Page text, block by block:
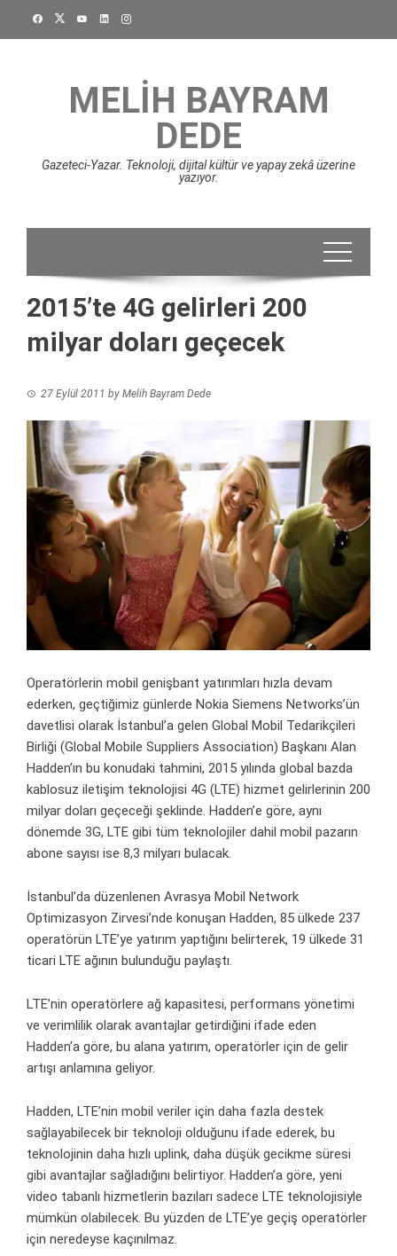
MELIH BAYRAM
DEDE
Gazeteci-Yazar. Teknoloji, dijital kültür ve yapay zekâ üzerine
yazıyor.
2015’te 4G gelirleri 200
milyar doları geçecek
27 Eylül 2011 by Melih Bayram Dede
Operatörlerin mobil genişbant yatırımları hızla devam
ederken, geçtiğimiz günlerde Nokia Siemens Networks’ün
davetlisi olarak İstanbul’a gelen Global Mobil Tedarikçileri
Birliği (Global Mobile Suppliers Association) Başkanı Alan
Hadden’ın bu konudaki tahmini, 2015 yılında global bazda
kablosuz iletişim teknolojisi 4G (LTE) hizmet gelirlerinin 200
milyar doları geçeceği şeklinde. Hadden’e göre, aynı
dönemde 3G, LTE gibi tüm teknolojiler dahil mobil pazarın
abone sayısı ise 8,3 milyarı bulacak.
İstanbul’da düzenlenen Avrasya Mobil Network
Optimizasyon Zirvesi’nde konuşan Hadden, 85 ülkede 237
operatörün LTE’ye yatırım yaptığını belirterek, 19 ülkede 31
ticari LTE ağının bulunduğu paylaştı.
LTE’nin operatörlere ağ kapasitesi, performans yönetimi
ve verimlilik olarak avantajlar getirdiğini ifade eden
Hadden’a göre, bu alana yatırım, operatörler için de gelir
artışı anlamına geliyor.
Hadden, LTE’nin mobil veriler için daha fazla destek
sağlayabilecek bir teknoloji olduğunu ifade ederek, bu
teknolojinin daha hızlı uplink, daha düşük gecikme süresi
gibi avantajlar sağladığını belirtiyor. Hadden’a göre, yeni
video tabanlı hizmetlerin bazıları sadece LTE teknolojisiyle
mümkün olabilecek. Bu yüzden de LTE’ye geçiş operatörler
için neredeyse kaçınılmaz.